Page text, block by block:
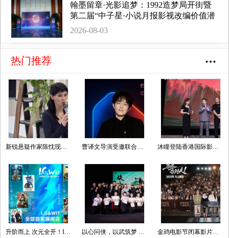
翰墨留章·光影追梦：1992造梦局开街暨
第二届“中子星·小说月报影视改编价值潜
力榜”发布会在盐城举行
2026-08-03
热门推荐
新锐悬疑作家陈忱现身纪念仪式，以女性视角续写本土推理文学薪火 曹译文导演受邀联合国AI for Good全球峰会 以AI影像传递向善力量 沐瞳登陆香港国际影视展 三大原创影游 IP 重磅发布
升阶而上 次元全开！I.G&WIT全球首家旗舰店新年焕新开业 以心问侠，以武筑梦 影武堂第十期古装动作表演特训营结业汇演圆满收官 金鸡电影节闭幕影片《马腾你别走》首次放映 好评如潮笑泪齐飞2025见